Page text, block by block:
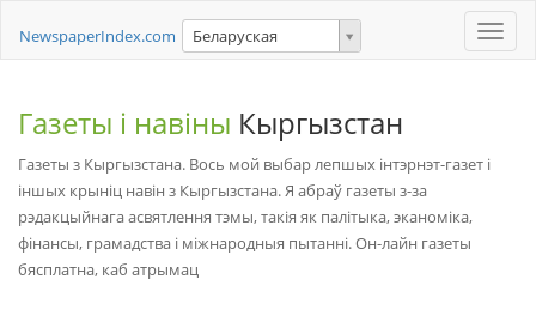
Toggle
NewspaperIndex.com Беларуская
Газеты і навіны Кыргызстан
Газеты з Кыргызстана. Вось мой выбар лепшых інтэрнэт-газет і
іншых крыніц навін з Кыргызстана. Я абраў газеты з-за
рэдакцыйнага асвятлення тэмы, такія як палітыка, эканоміка,
фінансы, грамадства і міжнародныя пытанні. Он-лайн газеты
бясплатна, каб атрымац